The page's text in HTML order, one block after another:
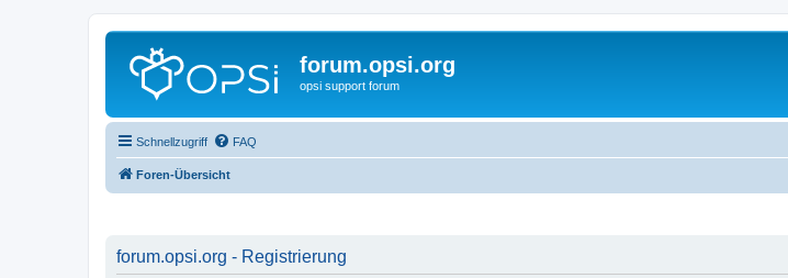
forum.opsi.org
opsi support forum
Schnellzugriff FAQ
Foren-Übersicht
forum.opsi.org - Registrierung